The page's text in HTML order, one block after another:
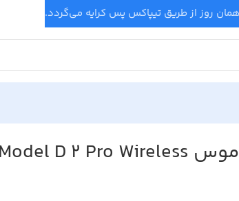
موس Glorious Model D 2 Pro Wireless مشکی